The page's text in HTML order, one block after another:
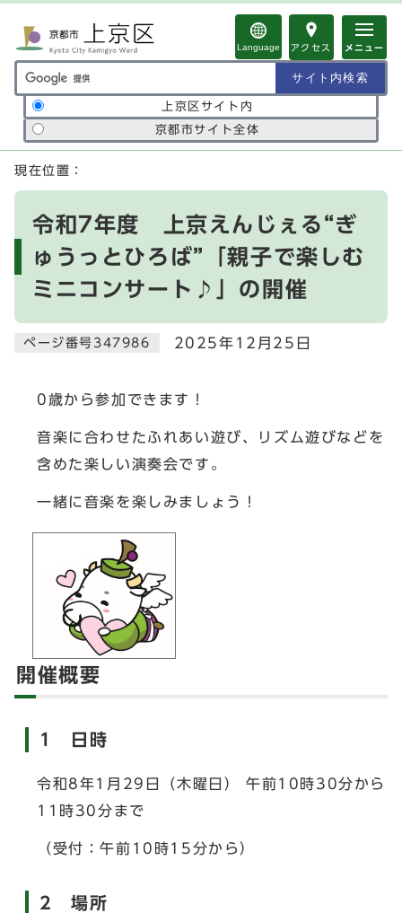
Language アクセス メニュー
サイト内検索の範囲
上京区サイト内
京都市サイト全体
ここから本文です
現在位置：
令和7年度 上京えんじぇる“ぎ
ゅうっとひろば”「親子で楽しむ
ミニコンサート♪」の開催
ページ番号347986 2025年12月25日
0歳から参加できます！
音楽に合わせたふれあい遊び、リズム遊びなどを
含めた楽しい演奏会です。
一緒に音楽を楽しみましょう！
開催概要
1 日時
令和8年1月29日（木曜日） 午前10時30分から
11時30分まで
（受付：午前10時15分から）
2 場所